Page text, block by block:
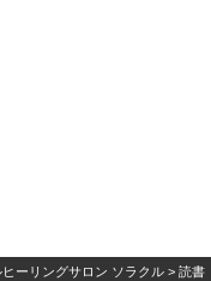
ーリングサロン ソラクル > 読書